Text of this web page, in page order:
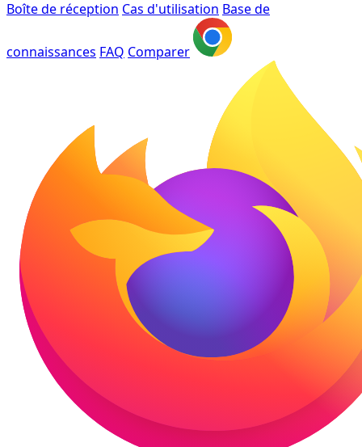
Boîte de réception Cas d'utilisation Base de
connaissances FAQ Comparer